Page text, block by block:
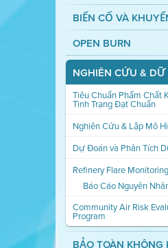
BIẾN CỐ VÀ
OPEN BURN
NGHIÊN CỨU & DỮ
Tiêu Chuẩn Phẩm Chất
Tình Trạng Đạt Chuẩn
Nghiên Cứu & Lập Mô
Dự Đoán và Phân Tích
Refinery Flare Monitoring
Báo Cáo Nguyên
Community Air Risk
Program
BẢO TOÀN KHÔNG